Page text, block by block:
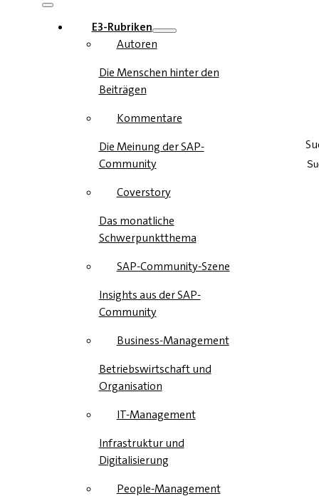
E3-Rubriken
Autoren
Die Menschen hinter den
Beiträgen
Kommentare
Die Meinung der SAP-
Community
Coverstory
Das monatliche
Schwerpunktthema
SAP-Community-Szene
Insights aus der SAP-
Community
Business-Management
Betriebswirtschaft und
Organisation
IT-Management
Infrastruktur und
Digitalisierung
People-Management